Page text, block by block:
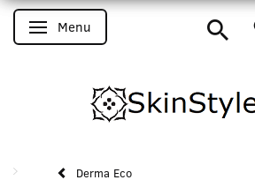
Skifte navigation
Menu
Derma Eco